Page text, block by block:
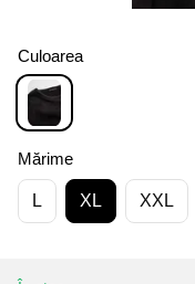
Culoarea
Mărime
L XL XXL